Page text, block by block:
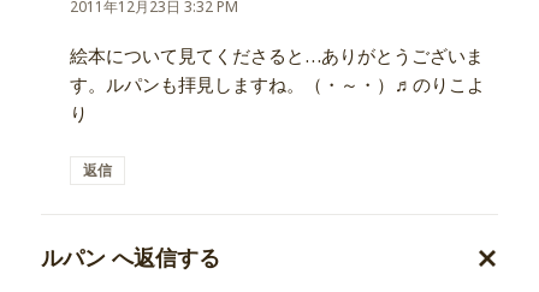
2011年12月23日 3:32 PM
絵本について見てくださると…ありがとうございま
す。ルパンも拝見しますね。（・～・）♬のりこよ
り
返信
ルパン へ返信する